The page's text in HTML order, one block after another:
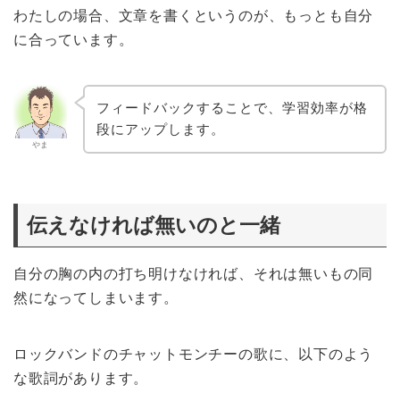
わたしの場合、文章を書くというのが、もっとも自分
に合っています。
やま
フィードバックすることで、学習効率が格
段にアップします。
伝えなければ無いのと一緒
自分の胸の内の打ち明けなければ、それは無いもの同
然になってしまいます。
ロックバンドのチャットモンチーの歌に、以下のよう
な歌詞があります。